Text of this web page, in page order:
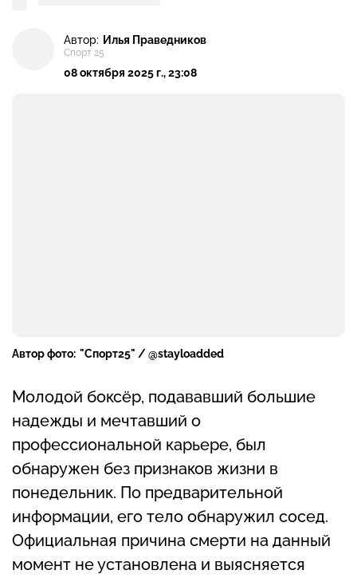
Автор: Илья Праведников
Спорт 25
08 октября 2025 г., 23:08
Автор фото: "Спорт25" / @stayloadded
Молодой боксёр, подававший большие
надежды и мечтавший о
профессиональной карьере, был
обнаружен без признаков жизни в
понедельник. По предварительной
информации, его тело обнаружил сосед.
Официальная причина смерти на данный
момент не установлена и выясняется